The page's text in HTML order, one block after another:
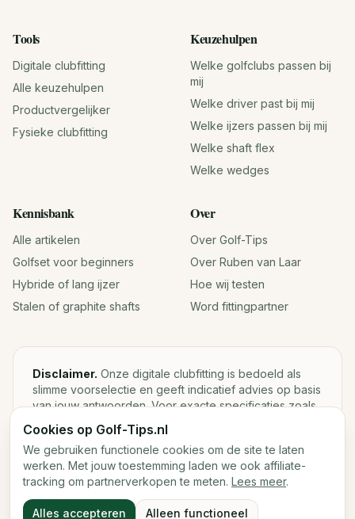
Tools
Digitale clubfitting
Alle keuzehulpen
Productvergelijker
Fysieke clubfitting
Keuzehulpen
Welke golfclubs passen bij
mij
Welke driver past bij mij
Welke ijzers passen bij mij
Welke shaft flex
Welke wedges
Kennisbank
Alle artikelen
Golfset voor beginners
Hybride of lang ijzer
Stalen of graphite shafts
Over
Over Golf-Tips
Over Ruben van Laar
Hoe wij testen
Word fittingpartner
Disclaimer. Onze digitale clubfitting is bedoeld als
slimme voorselectie en geeft indicatief advies op basis
van jouw antwoorden. Voor exacte specificaties zoals
loft, lie, shaftgewicht en swingweight blijft een fysieke
fitting met launch monitor de beste keuze.
2026Golf-Tips.nl — Het slimste golfadviesplatform van
Nederland.
Cookies op Golf-Tips.nl
We gebruiken functionele cookies om de site te laten
werken. Met jouw toestemming laden we ook affiliate-
tracking om partnerverkopen te meten. Lees meer.
Alles accepteren Alleen functioneel